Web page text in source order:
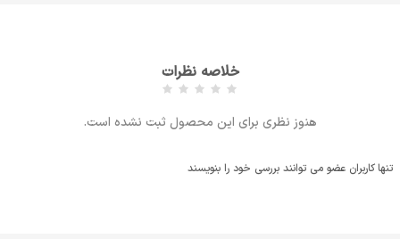
خلاصه نظرات
هنوز نظری برای این محصول ثبت نشده است.
تنها کاربران عضو می توانند بررسی خود را بنویسند